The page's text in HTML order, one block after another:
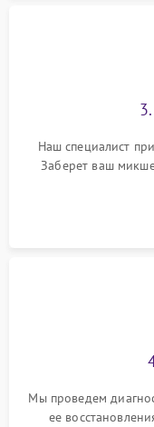
Наш специалист
Заберет ваш
Мы проведем
ее